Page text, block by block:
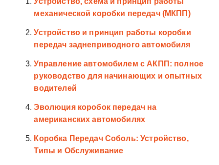
механической коробки передач (МКПП)
Устройство и принцип работы коробки
передач заднеприводного автомобиля
Управление автомобилем с АКПП: полное
руководство для начинающих и опытных
водителей
Эволюция коробок передач на
американских автомобилях
Коробка Передач Соболь: Устройство,
Типы и Обслуживание